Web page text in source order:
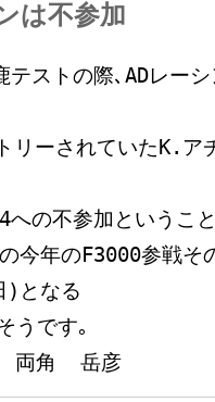
は不参加
テストの際､ADレー
リーされていたK.ア
への不参加というこ
今年のF3000参戦そ
)となる
うです｡